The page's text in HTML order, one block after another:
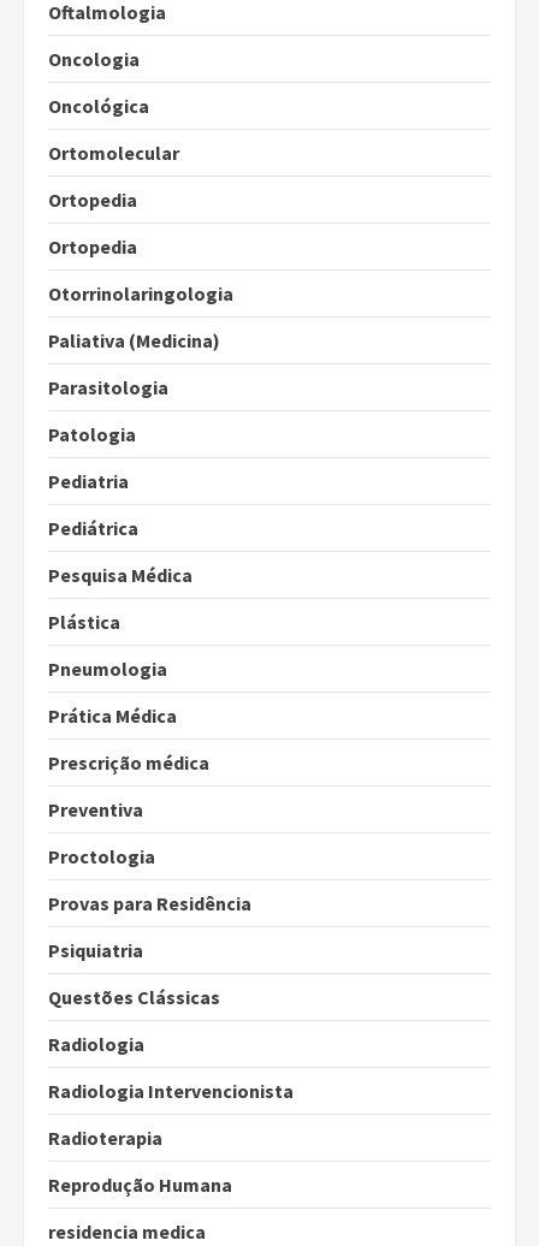
Oftalmologia
Oncologia
Oncológica
Ortomolecular
Ortopedia
Ortopedia
Otorrinolaringologia
Paliativa (Medicina)
Parasitologia
Patologia
Pediatria
Pediátrica
Pesquisa Médica
Plástica
Pneumologia
Prática Médica
Prescrição médica
Preventiva
Proctologia
Provas para Residência
Psiquiatria
Questões Clássicas
Radiologia
Radiologia Intervencionista
Radioterapia
Reprodução Humana
residencia medica